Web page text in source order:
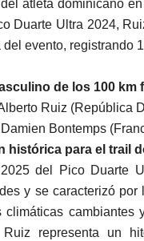
atleta dominicano
Duarte Ultra 2024,
evento, registrando
de los 100 km
Ruiz (República
Bontemps
histórica para el trail
del Pico Duarte
y se caracterizó
climáticas cambiantes
representa un